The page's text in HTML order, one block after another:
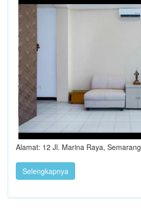
Alamat: 12 Jl. Marina Raya, Semarang
Selengkapnya